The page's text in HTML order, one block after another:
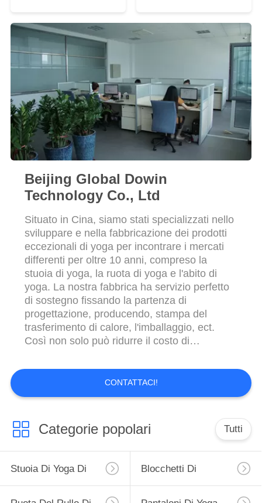
Eco
Pilates di forma fisica
della ruota del rullo di
Beijing Global Dowin
Technology Co., Ltd
Situato in Cina, siamo stati specializzati nello
sviluppare e nella fabbricazione dei prodotti
eccezionali di yoga per incontrare i mercati
differenti per oltre 10 anni, compreso la
stuoia di yoga, la ruota di yoga e l'abito di
yoga. La nostra fabbrica ha servizio perfetto
di sostegno fissando la partenza di
progettazione, producendo, stampa del
trasferimento di calore, l'imballaggio, ect.
Così non solo può ridurre il costo di
e comprimere il costo d'acquisto per il cliente,
ma anche controllare ogni punto di
produzione ed assicurarsi efficiente e ...
CONTATTACI!
Categorie popolari Tutti
Stuoia Di Yoga Di Blocchetti Di